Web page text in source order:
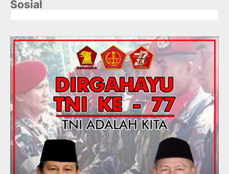
Sosial